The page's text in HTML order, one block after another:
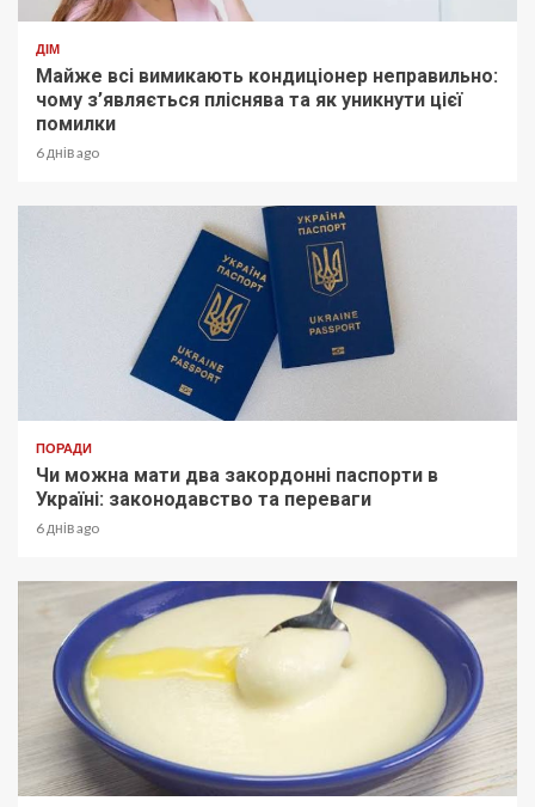
ДІМ
Майже всі вимикають кондиціонер неправильно:
чому з’являється пліснява та як уникнути цієї
помилки
6 днів ago
ПОРАДИ
Чи можна мати два закордонні паспорти в
Україні: законодавство та переваги
6 днів ago